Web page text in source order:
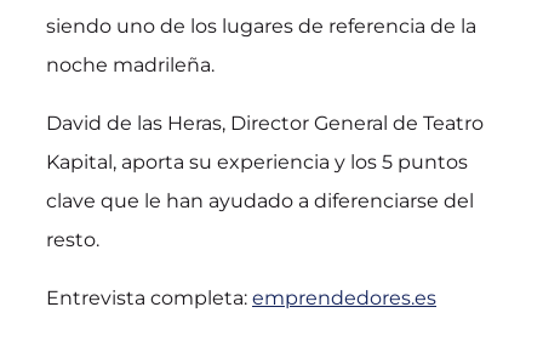
siendo uno de los lugares de referencia de la
noche madrileña.
David de las Heras, Director General de Teatro
Kapital, aporta su experiencia y los 5 puntos
clave que le han ayudado a diferenciarse del
resto.
Entrevista completa: emprendedores.es